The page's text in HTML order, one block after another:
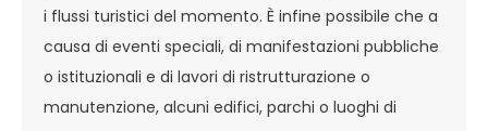
i flussi turistici del momento. È infine possibile che a
causa di eventi speciali, di manifestazioni pubbliche
o istituzionali e di lavori di ristrutturazione o
manutenzione, alcuni edifici, parchi o luoghi di